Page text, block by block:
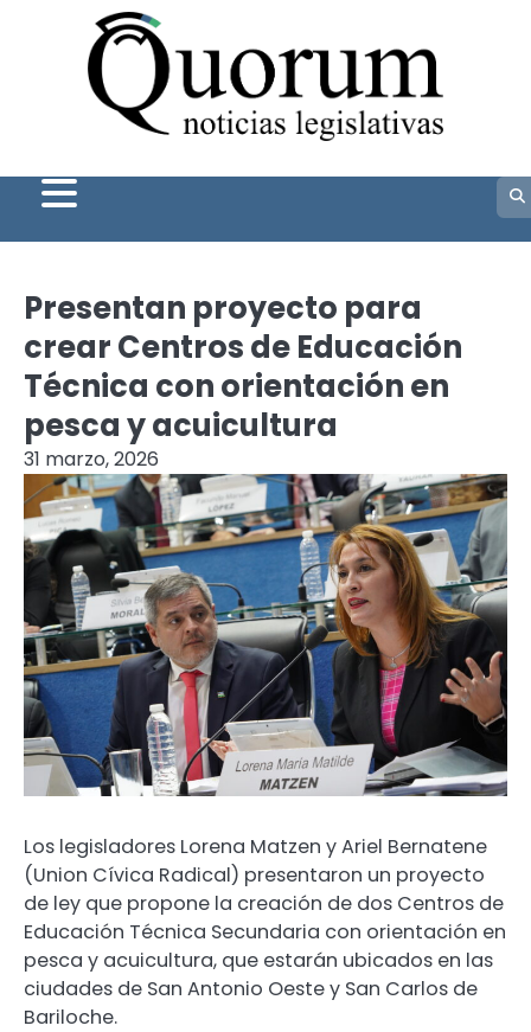
Presentan proyecto para
crear Centros de Educación
Técnica con orientación en
pesca y acuicultura
31 marzo, 2026
Los legisladores Lorena Matzen y Ariel Bernatene
(Union Cívica Radical) presentaron un proyecto
de ley que propone la creación de dos Centros de
Educación Técnica Secundaria con orientación en
pesca y acuicultura, que estarán ubicados en las
ciudades de San Antonio Oeste y San Carlos de
Bariloche.